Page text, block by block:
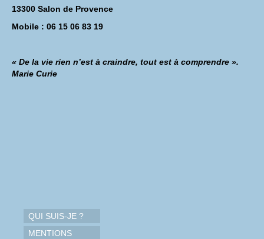
13300 Salon de Provence
Mobile : 06 15 06 83 19
« De la vie rien n’est à craindre, tout est à comprendre ».
Marie Curie
QUI SUIS-JE ?
MENTIONS